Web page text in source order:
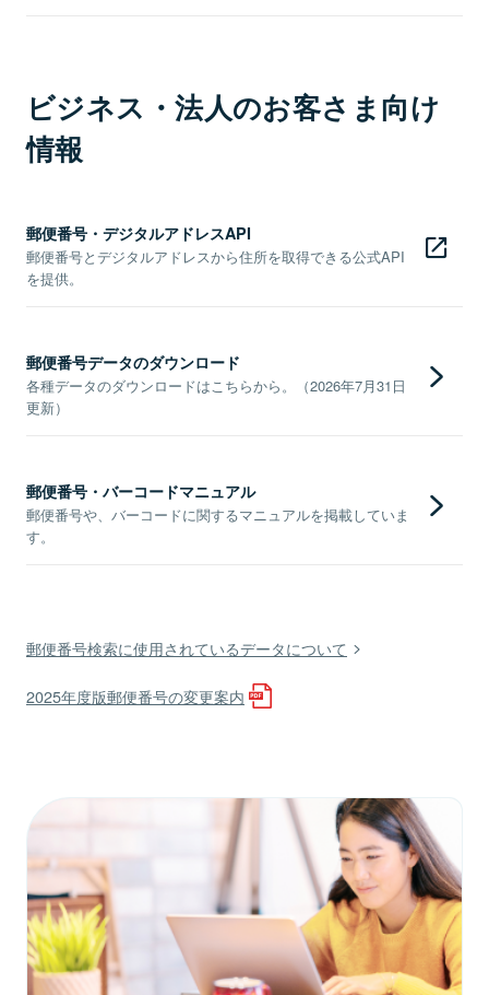
ビジネス・法人のお客さま向け
情報
郵便番号・デジタルアドレスAPI
郵便番号とデジタルアドレスから住所を取得できる公式API
を提供。
郵便番号データのダウンロード
各種データのダウンロードはこちらから。（2026年7月31日
更新）
郵便番号・バーコードマニュアル
郵便番号や、バーコードに関するマニュアルを掲載していま
す。
郵便番号検索に使用されているデータについて
2025年度版郵便番号の変更案内